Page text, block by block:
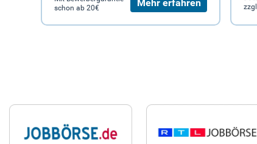
schon ab 20€
Mehr erfahren